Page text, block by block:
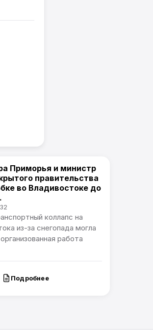
края
Приморья и министр
правительства
во Владивостоке до
коллапс на
из-за снегопада могла
работа
Подробнее